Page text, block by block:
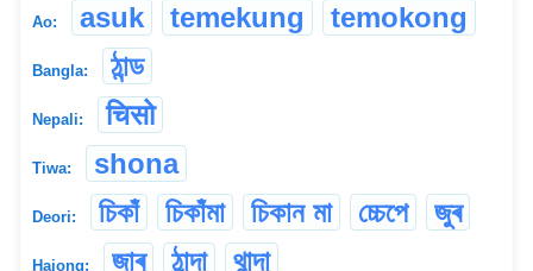
Ao: asuk temekung temokong
Bangla: ঠান্ড
Nepali: चिसो
Tiwa: shona
Deori: চিকাঁ চিকাঁমা চিকান মা চ্চেপে জুৰ
Hajong: জাৰ ঠান্দা থান্দা